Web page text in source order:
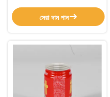
সেরা দাম পান